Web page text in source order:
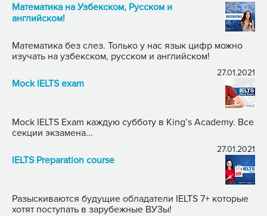
Математика на Узбекском, Русском и
английском!
Математика без слез. Только у нас язык цифр можно
изучать на узбекском, русском и английском!
27.01.2021
Mock IELTS exam
Mock IELTS Exam каждую субботу в King’s Academy. Все
секции экзамена...
27.01.2021
IELTS Preparation course
Разыскиваются будущие обладатели IELTS 7+ которые
хотят поступать в зарубежные ВУЗы!